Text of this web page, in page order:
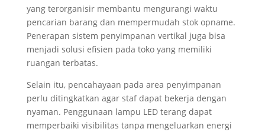
yang terorganisir membantu mengurangi waktu
pencarian barang dan mempermudah stok opname.
Penerapan sistem penyimpanan vertikal juga bisa
menjadi solusi efisien pada toko yang memiliki
ruangan terbatas.
Selain itu, pencahayaan pada area penyimpanan
perlu ditingkatkan agar staf dapat bekerja dengan
nyaman. Penggunaan lampu LED terang dapat
memperbaiki visibilitas tanpa mengeluarkan energi